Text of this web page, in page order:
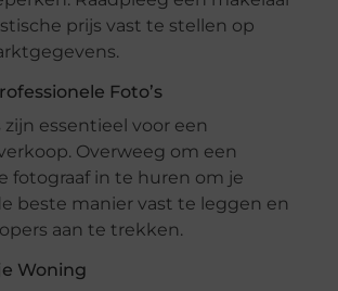
prijs vast te stellen op
Foto’s
zijn essentieel voor een
Overweeg om een
fotograaf in te huren om je
beste manier vast te leggen en
aan te trekken.
Woning